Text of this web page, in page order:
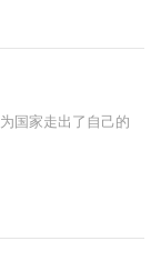
国家走出了自己的